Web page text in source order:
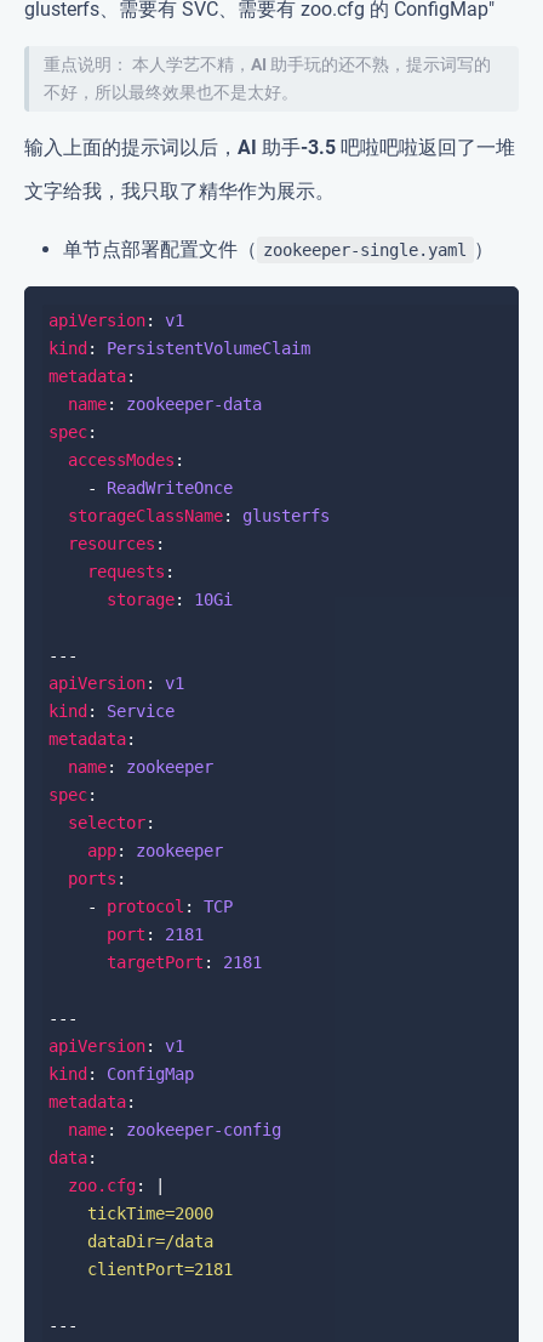
glusterfs、需要有 SVC、需要有 zoo.cfg 的 ConfigMap"
重点说明： 本人学艺不精， AI 助手玩的还不熟，提示词写的
不好，所以最终效果也不是太好。
输入上面的提示词以后， AI 助手-3.5 吧啦吧啦返回了一堆
文字给我，我只取了精华作为展示。
单节点部署配置文件（ zookeeper-single.yaml ）
apiVersion: v1
kind : PersistentVolumeClaim
metadata
name: zookeeper-data
spec
accessModes
    -
ReadWriteOnce
storageClassName: glusterfs
resources
requests
storage: 10Gi
apiVersion: v1
kind : Service
metadata
name: zookeeper
spec
selector
app: zookeeper
ports
    -
protocol : TCP
port : 2181
targetPort : 2181
apiVersion: v1
kind : ConfigMap
metadata
name: zookeeper-config
data
zoo.cfg: |
    clientPort=2181